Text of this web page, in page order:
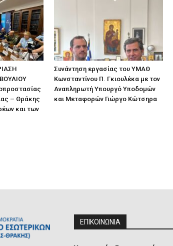
– Θράκης
και των
Συνάντηση εργασίας του ΥΜΑΘ
Κωνσταντίνου Π. Γκιουλέκα με τον
Αναπληρωτή Υπουργό Υποδομών
και Μεταφορών Γιώργο Κώτσηρα
ΕΠΙΚΟΙΝΩΝΙΑ